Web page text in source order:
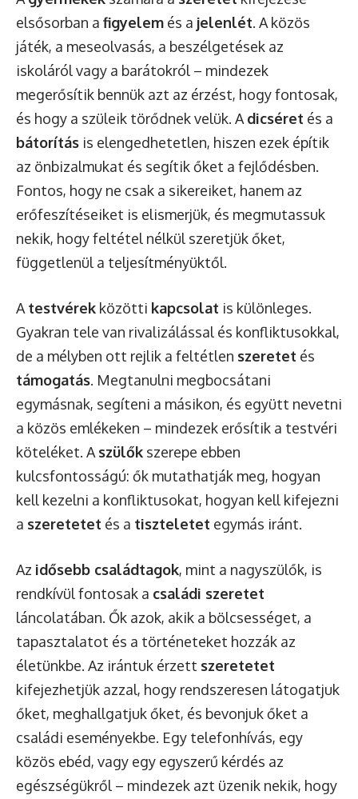
elsősorban a figyelem és a jelenlét. A közös
játék, a meseolvasás, a beszélgetések az
iskoláról vagy a barátokról – mindezek
megerősítik bennük azt az érzést, hogy fontosak,
és hogy a szüleik törődnek velük. A dicséret és a
bátorítás is elengedhetetlen, hiszen ezek építik
az önbizalmukat és segítik őket a fejlődésben.
Fontos, hogy ne csak a sikereiket, hanem az
erőfeszítéseiket is elismerjük, és megmutassuk
nekik, hogy feltétel nélkül szeretjük őket,
függetlenül a teljesítményüktől.
A testvérek közötti kapcsolat is különleges.
Gyakran tele van rivalizálással és konfliktusokkal,
de a mélyben ott rejlik a feltétlen szeretet és
támogatás. Megtanulni megbocsátani
egymásnak, segíteni a másikon, és együtt nevetni
a közös emlékeken – mindezek erősítik a testvéri
köteléket. A szülők szerepe ebben
kulcsfontosságú: ők mutathatják meg, hogyan
kell kezelni a konfliktusokat, hogyan kell kifejezni
a szeretetet és a tiszteletet egymás iránt.
Az idősebb családtagok, mint a nagyszülők, is
rendkívül fontosak a családi szeretet
láncolatában. Ők azok, akik a bölcsességet, a
tapasztalatot és a történeteket hozzák az
életünkbe. Az irántuk érzett szeretetet
kifejezhetjük azzal, hogy rendszeresen látogatjuk
őket, meghallgatjuk őket, és bevonjuk őket a
családi eseményekbe. Egy telefonhívás, egy
közös ebéd, vagy egy egyszerű kérdés az
egészségükről – mindezek azt üzenik nekik, hogy